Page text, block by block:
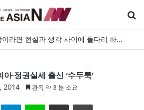
“사람을 위한 생각이라면 현실과 생각 사이에 돌다리 하나는 놓아야 하지 않을까”
·정권실세 출신 ‘수두룩’
2014 완독 약 3 분 소요
Telegram 이메일